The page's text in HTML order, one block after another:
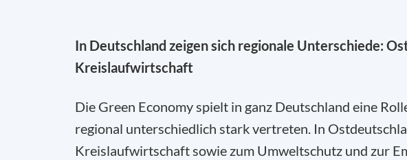
In Deutschland zeigen sich regionale Unterschiede:
Kreislaufwirtschaft
Die Green Economy spielt in ganz Deutschland eine
regional unterschiedlich stark vertreten. In
Kreislaufwirtschaft sowie zum Umweltschutz und zur